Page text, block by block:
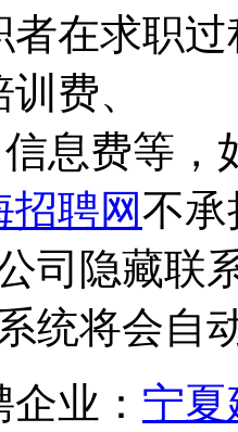
者在求职
费、
息费等，
招聘网不承
司隐藏联
统将会自
企业： 宁